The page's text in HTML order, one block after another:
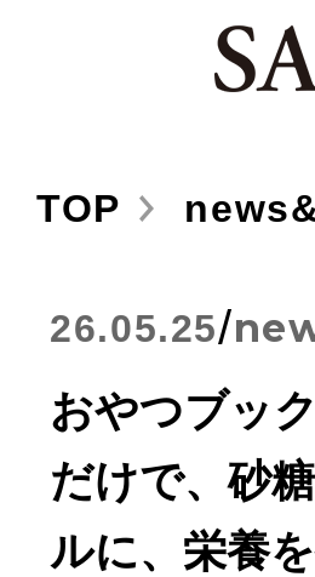
TOP
26.05.25/
おやつブッ
だけで、砂
ルに、栄養